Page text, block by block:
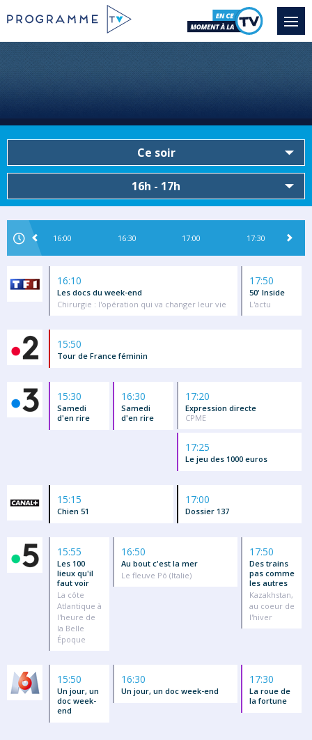
Ce soir
16h - 17h
16:00 16:30 17:00 17:30
16:10
Les docs du week-end
Chirurgie : l'opération qui va changer leur vie
17:50
50' Inside
L'actu
15:50
Tour de France féminin
15:30
Samedi
d'en rire
16:30
Samedi
d'en rire
17:20
Expression directe
CPME
17:25
Le jeu des 1000 euros
15:15
Chien 51
17:00
Dossier 137
15:55
Les 100
lieux qu'il
faut voir
La côte
Atlantique à
l'heure de
la Belle
Époque
16:50
Au bout c'est la mer
Le fleuve Pô (Italie)
17:50
Des trains
pas comme
les autres
Kazakhstan,
au coeur de
l'hiver
15:50
Un jour, un
doc week-
end
16:30
Un jour, un doc week-end
17:30
La roue de
la fortune